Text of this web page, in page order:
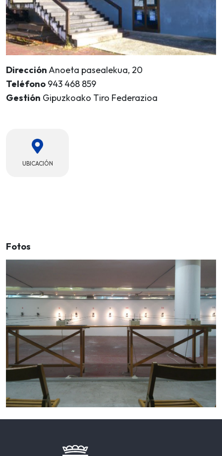
DirecciónAnoeta pasealekua, 20
Teléfono 943 468 859
Gestión Gipuzkoako Tiro Federazioa
UBICACIÓN
Fotos